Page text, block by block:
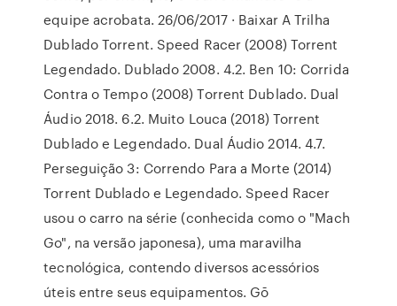
equipe acrobata. 26/06/2017 · Baixar A Trilha
Dublado Torrent. Speed Racer (2008) Torrent
Legendado. Dublado 2008. 4.2. Ben 10: Corrida
Contra o Tempo (2008) Torrent Dublado. Dual
Áudio 2018. 6.2. Muito Louca (2018) Torrent
Dublado e Legendado. Dual Áudio 2014. 4.7.
Perseguição 3: Correndo Para a Morte (2014)
Torrent Dublado e Legendado. Speed Racer
usou o carro na série (conhecida como o "Mach
Go", na versão japonesa), uma maravilha
tecnológica, contendo diversos acessórios
úteis entre seus equipamentos. Gō